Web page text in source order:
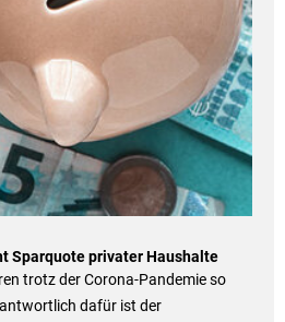
Sparquote privater Haushalte
trotz der Corona-Pandemie so
dafür ist der